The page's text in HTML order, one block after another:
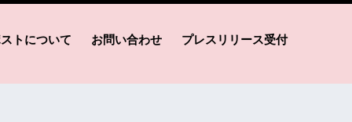
トについて お問い合わせ プレスリリース受付